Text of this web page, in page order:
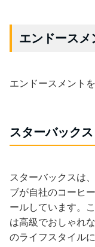
エンドースメ
エンドースメント
スターバックス
スターバックスは
ブが自社のコーヒ
ールしています。
は高級でおしゃれ
のライフスタイル